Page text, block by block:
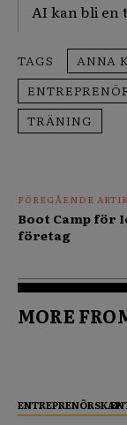
AI kan bli
TAGS ANNA
TRÄNING
FÖREGÅENDE
Boot Camp för
företag
MORE
ENTREPRENÖRSKAP